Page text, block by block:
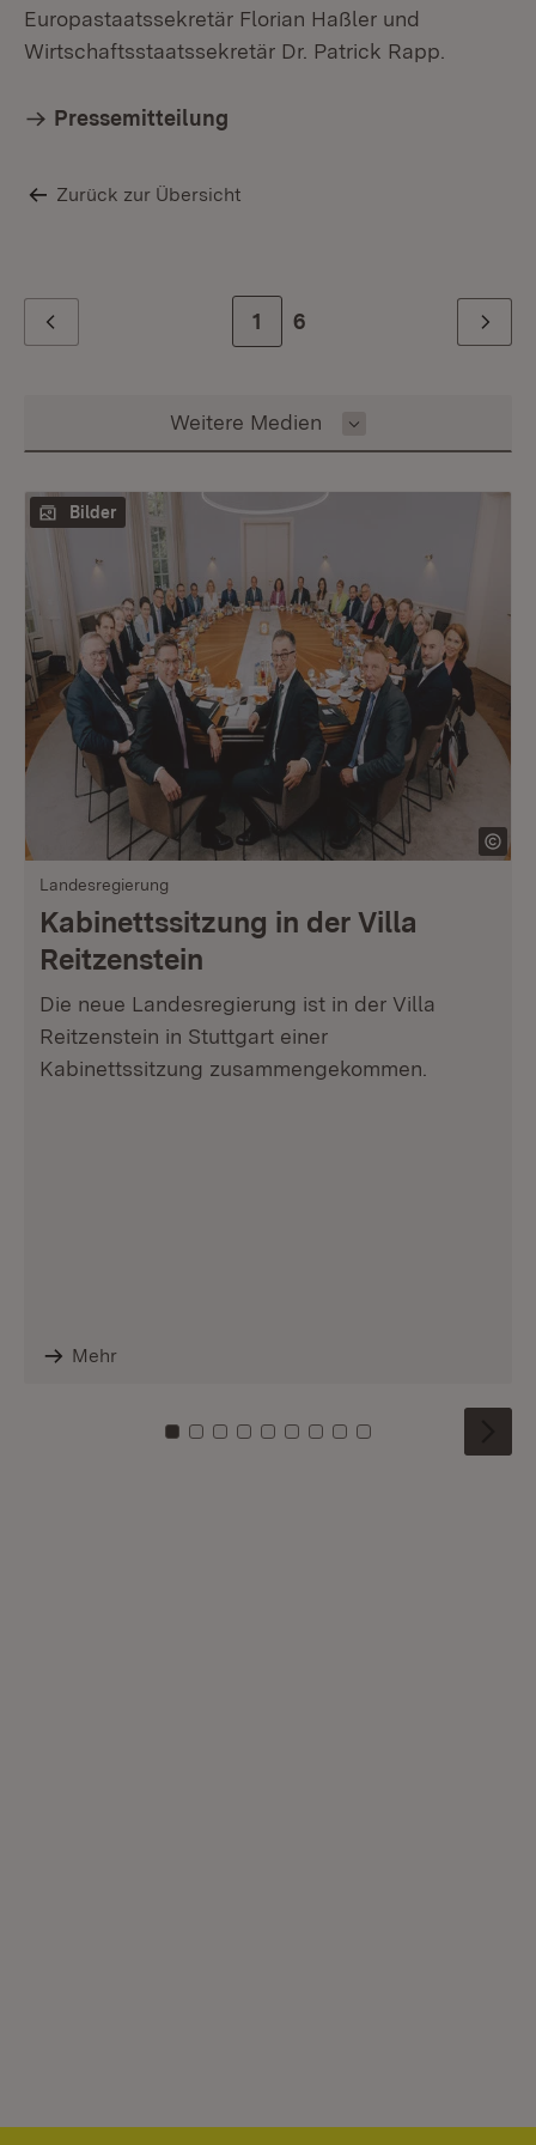
Europastaatssekretär Florian Haßler und
Wirtschaftsstaatssekretär Dr. Patrick Rapp.
Pressemitteilung
Zurück zur Übersicht
Zur Seite
1 Zur letzten Seite
6 Weiter
Inhalt auswählen
Weitere Medien
Bilder
Landesregierung
Kabinettssitzung in der Villa
Reitzenstein
Die neue Landesregierung ist in der Villa
Reitzenstein in Stuttgart einer
Kabinettssitzung zusammengekommen.
Mehr
Zu Kachel: 0
Zu Kachel: 1
Zu Kachel: 2
Zu Kachel: 3
Zu Kachel: 4
Zu Kachel: 5
Zu Kachel: 6
Zu Kachel: 7
Zu Kachel: 8